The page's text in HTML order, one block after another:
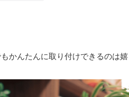
かんたんに取り付けできるのは嬉